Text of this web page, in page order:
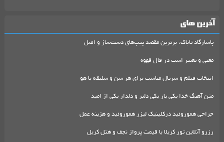
آخرین های
پاسارگاد تاباک: برترین مقصد پیپ‌های دست‌ساز و اصل
معنی و تعبیر اسب در فال قهوه
انتخاب فیلم و سریال مناسب برای هر سن و سلیقه با هو
متن آهنگ خدا یکی یار یکی دلبر و دلدار یکی از امید
جراحی هموروئید درکلینیک لیزر هموروئید و هزینه عمل
رزرو آنلاین تور کربلا با قیمت پرواز نجف و هتل کربل